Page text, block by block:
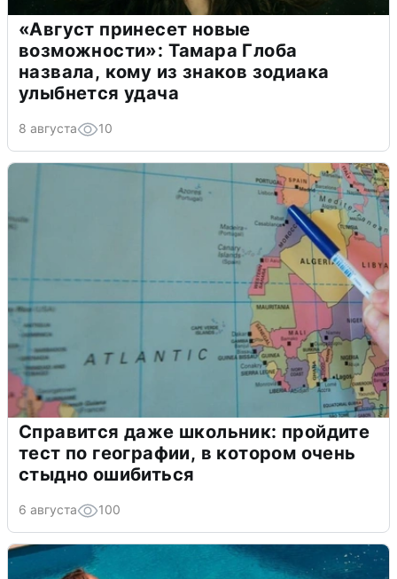
«Август принесет новые
возможности»: Тамара Глоба
назвала, кому из знаков зодиака
улыбнется удача
8 августа 10
Справится даже школьник: пройдите
тест по географии, в котором очень
стыдно ошибиться
6 августа 100